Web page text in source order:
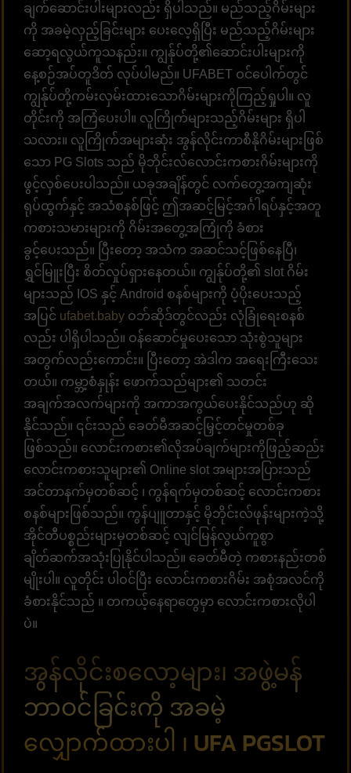
ချက်ဆောင်းပါးများလည်း ရှိပါသည်။ မည်သည့်ဂိမ်းများ
ကို အခမဲ့လှည့်ခြင်းများ ပေးလေ့ရှိပြီး မည်သည့်ဂိမ်းများ
ဆော့ရလွယ်ကူသနည်း။ ကျွန်ုပ်တို့၏ဆောင်းပါးများကို
နေ့စဉ်အပ်တူဒိတ် လုပ်ပါမည်။ UFABET ဝင်ပေါက်တွင်
ကျွန်ုပ်တို့ကမ်းလှမ်းထားသောဂိမ်းများကိုကြည့်ရှုပါ။ လူ
တိုင်းကို အကြံပေးပါ။ လူကြိုက်များသည့်ဂိမ်းများ ရှိပါ
သလား။ လူကြိုက်အများဆုံး အွန်လိုင်းကာစီနိုဂိမ်းများဖြစ်
သော PG Slots သည် မိုဘိုင်းလ်လောင်းကစားဂိမ်းများကို
ဖွင့်လှစ်ပေးပါသည်။ ယခုအချိန်တွင် လက်တွေ့အကျဆုံး
ရုပ်ထွက်နှင့် အသံစနစ်ဖြင့် ဤအဆင့်မြင့်အင်္ဂါရပ်နှင့်အတူ
ကစားသမားများကို ဂိမ်းအတွေ့အကြုံကို ခံစား
ခွင့်ပေးသည်။ ပြီးတော့ အသံက အဆင်သင့်ဖြစ်နေပြီ၊
ရွှင်မြူးပြီး စိတ်လှုပ်ရှားနေတယ်။ ကျွန်ုပ်တို့၏ slot ဂိမ်း
များသည် IOS နှင့် Android စနစ်များကို ပံ့ပိုးပေးသည့်
အပြင် ufabet.baby ဝဘ်ဆိုဒ်တွင်လည်း လုံခြုံရေးစနစ်
လည်း ပါရှိပါသည်။ ဝန်ဆောင်မှုပေးသော သုံးစွဲသူများ
အတွက်လည်းကောင်း။ ပြီးတော့ အဲဒါက အရေးကြီးသေး
တယ်။ ကမ္ဘာ့စံနှုန်း ဖောက်သည်များ၏ သတင်း
အချက်အလက်များကို အကာအကွယ်ပေးနိုင်သည်ဟု ဆို
နိုင်သည်။ ၎င်းသည် ခေတ်မီအဆင့်မြှင့်တင်မှုတစ်ခု
ဖြစ်သည်။ လောင်းကစား၏လိုအပ်ချက်များကိုဖြည့်ဆည်း
လောင်းကစားသူများ၏ Online slot အများအပြားသည်
အင်တာနက်မှတစ်ဆင့် ၊ ကွန်ရက်မှတစ်ဆင့် လောင်းကစား
စနစ်များဖြစ်သည်။ ကွန်ပျူတာနှင့် မိုဘိုင်းလ်ဖုန်းများကဲ့သို့
အိုင်တီပစ္စည်းများမှတစ်ဆင့် လျင်မြန်လွယ်ကူစွာ
ချိတ်ဆက်အသုံးပြုနိုင်ပါသည်။ ခေတ်မီတဲ့ ကစားနည်းတစ်
မျိုးပါ။ လူတိုင်း ပါဝင်ပြီး လောင်းကစားဂိမ်း အစုံအလင်ကို
ခံစားနိုင်သည် ။ တကယ့်နေရာတွေမှာ လောင်းကစားလိုပါ
ပဲ။
အွန်လိုင်းစလော့များ၊ အဖွဲ့မန်
ဘာဝင်ခြင်းကို အခမဲ့
လျှောက်ထားပါ ၊ UFA PGSLOT